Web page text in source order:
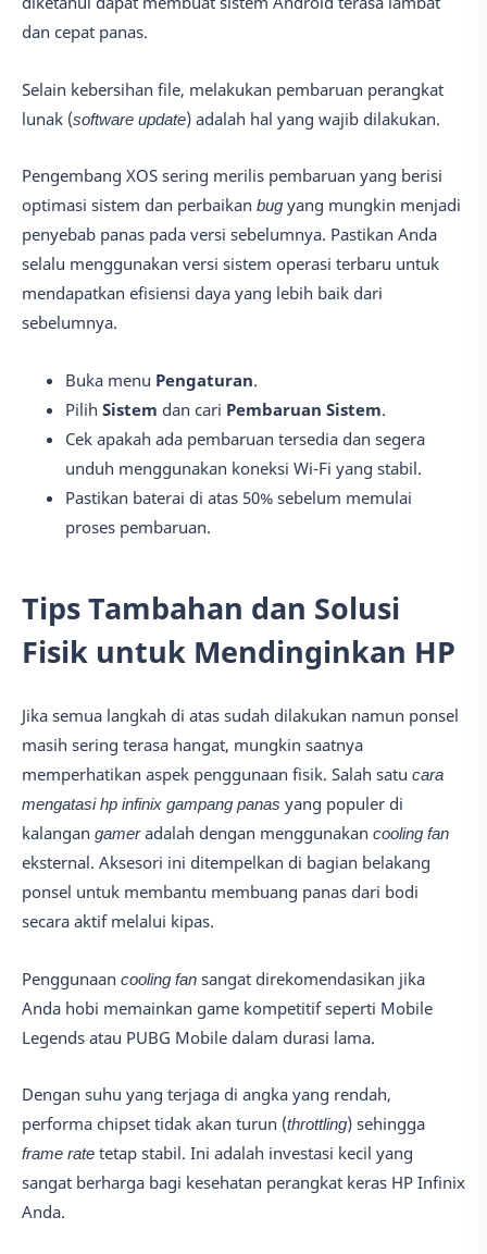
dan cepat panas.
Selain kebersihan file, melakukan pembaruan perangkat
lunak (software update) adalah hal yang wajib dilakukan.
Pengembang XOS sering merilis pembaruan yang berisi
optimasi sistem dan perbaikan bug yang mungkin menjadi
penyebab panas pada versi sebelumnya. Pastikan Anda
selalu menggunakan versi sistem operasi terbaru untuk
mendapatkan efisiensi daya yang lebih baik dari
sebelumnya.
Buka menu Pengaturan.
Pilih Sistem dan cari Pembaruan Sistem.
Cek apakah ada pembaruan tersedia dan segera
unduh menggunakan koneksi Wi-Fi yang stabil.
Pastikan baterai di atas 50% sebelum memulai
proses pembaruan.
Tips Tambahan dan Solusi
Fisik untuk Mendinginkan HP
Jika semua langkah di atas sudah dilakukan namun ponsel
masih sering terasa hangat, mungkin saatnya
memperhatikan aspek penggunaan fisik. Salah satu cara
mengatasi hp infinix gampang panas yang populer di
kalangan gameradalah dengan menggunakan cooling fan
eksternal. Aksesori ini ditempelkan di bagian belakang
ponsel untuk membantu membuang panas dari bodi
secara aktif melalui kipas.
Penggunaan cooling fan sangat direkomendasikan jika
Anda hobi memainkan game kompetitif seperti Mobile
Legends atau PUBG Mobile dalam durasi lama.
Dengan suhu yang terjaga di angka yang rendah,
performa chipset tidak akan turun (throttling) sehingga
frame rate tetap stabil. Ini adalah investasi kecil yang
sangat berharga bagi kesehatan perangkat keras HP Infinix
Anda.